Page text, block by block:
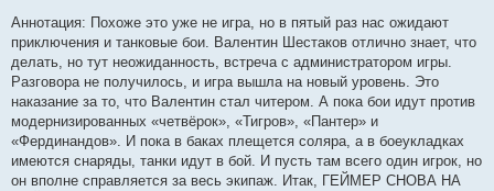
Аннотация: Похоже это уже не игра, но в пятый раз нас ожидают
приключения и танковые бои. Валентин Шестаков отлично знает, что
делать, но тут неожиданность, встреча с администратором игры.
Разговора не получилось, и игра вышла на новый уровень. Это
наказание за то, что Валентин стал читером. А пока бои идут против
модернизированных «четвёрок», «Тигров», «Пантер» и
«Фердинандов». И пока в баках плещется соляра, а в боеукладках
имеются снаряды, танки идут в бой. И пусть там всего один игрок, но
он вполне справляется за весь экипаж. Итак, ГЕЙМЕР СНОВА НА